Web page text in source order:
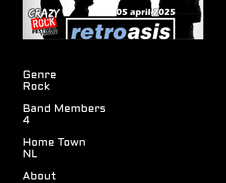
Genre
Rock
Band Members
4
Home Town
NL
About